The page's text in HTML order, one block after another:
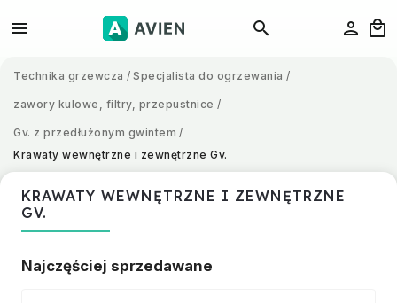
Technika grzewcza / Specjalista do ogrzewania /
zawory kulowe, filtry, przepustnice /
Gv. z przedłużonym gwintem /
Krawaty wewnętrzne i zewnętrzne Gv.
KRAWATY WEWNĘTRZNE I ZEWNĘTRZNE
GV.
Najczęściej sprzedawane